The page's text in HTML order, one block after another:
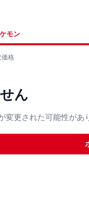
モン
価格
ん
更された可能性があ